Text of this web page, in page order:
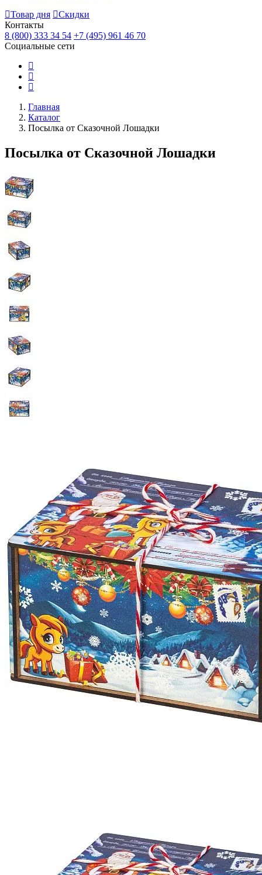
Товар дня
Скидки
Контакты
8 (800) 333 34 54 +7 (495) 961 46 70
Социальные сети
Главная
Каталог
Посылка от Сказочной Лошадки
Посылка от Сказочной Лошадки